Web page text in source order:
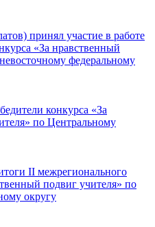
принял участие в работе
«За нравственный
федеральному
конкурса «За
по Центральному
II межрегионального
подвиг учителя» по
округу